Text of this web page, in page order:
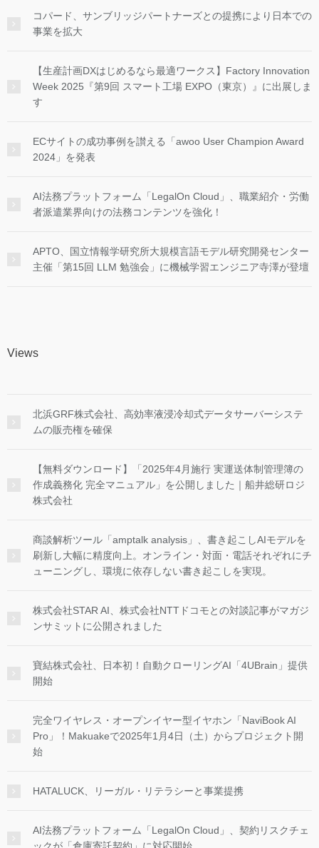
コパード、サンブリッジパートナーズとの提携により日本での
事業を拡大
【生産計画DXはじめるなら最適ワークス】Factory Innovation
Week 2025『第9回 スマート工場 EXPO（東京）』に出展しま
す
ECサイトの成功事例を讃える「awoo User Champion Award
2024」を発表
AI法務プラットフォーム「LegalOn Cloud」、職業紹介・労働
者派遣業界向けの法務コンテンツを強化！
APTO、国立情報学研究所大規模言語モデル研究開発センター
主催「第15回 LLM 勉強会」に機械学習エンジニア寺澤が登壇
Views
北浜GRF株式会社、高効率液浸冷却式データサーバーシステ
ムの販売権を確保
【無料ダウンロード】「2025年4月施行 実運送体制管理簿の
作成義務化 完全マニュアル」を公開しました｜船井総研ロジ
株式会社
商談解析ツール「amptalk analysis」、書き起こしAIモデルを
刷新し大幅に精度向上。オンライン・対面・電話それぞれにチ
ューニングし、環境に依存しない書き起こしを実現。
株式会社STAR AI、株式会社NTTドコモとの対談記事がマガジ
ンサミットに公開されました
寶結株式会社、日本初！自動クローリングAI「4UBrain」提供
開始
完全ワイヤレス・オープンイヤー型イヤホン「NaviBook AI
Pro」！Makuakeで2025年1月4日（土）からプロジェクト開
始
HATALUCK、リーガル・リテラシーと事業提携
AI法務プラットフォーム「LegalOn Cloud」、契約リスクチェ
ックが「倉庫寄託契約」に対応開始